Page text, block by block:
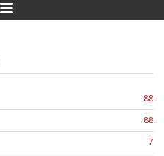
88
88
7